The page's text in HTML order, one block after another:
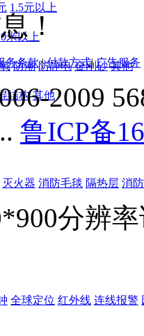
1.5元以上
米以上
防潮 防静电 金刚砂 其他
结构 其他
灭火器 消防毛毯 隔热层 消
全球定位 红外线 连线报警
！
务条款|付款方式|广告服务
2009
鲁ICP备
分辨